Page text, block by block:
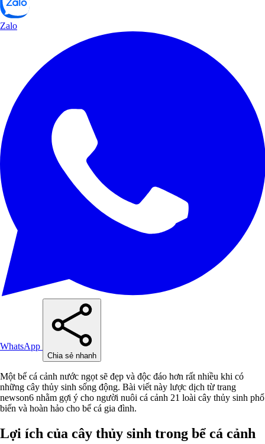
Zalo
WhatsApp
Chia sẻ nhanh
Một bể cá cảnh nước ngọt sẽ đẹp và độc đáo hơn rất nhiều khi có
những cây thủy sinh sống động. Bài viết này lược dịch từ trang
newson6 nhằm gợi ý cho người nuôi cá cảnh 21 loài cây thủy sinh phổ
biến và hoàn hảo cho bể cá gia đình.
Lợi ích của cây thủy sinh trong bể cá cảnh